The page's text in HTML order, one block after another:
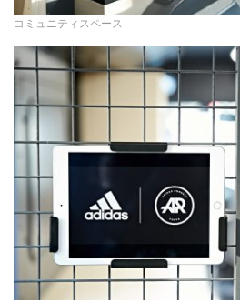
コミュニティスペース